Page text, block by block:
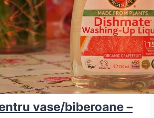
vase/biberoane –